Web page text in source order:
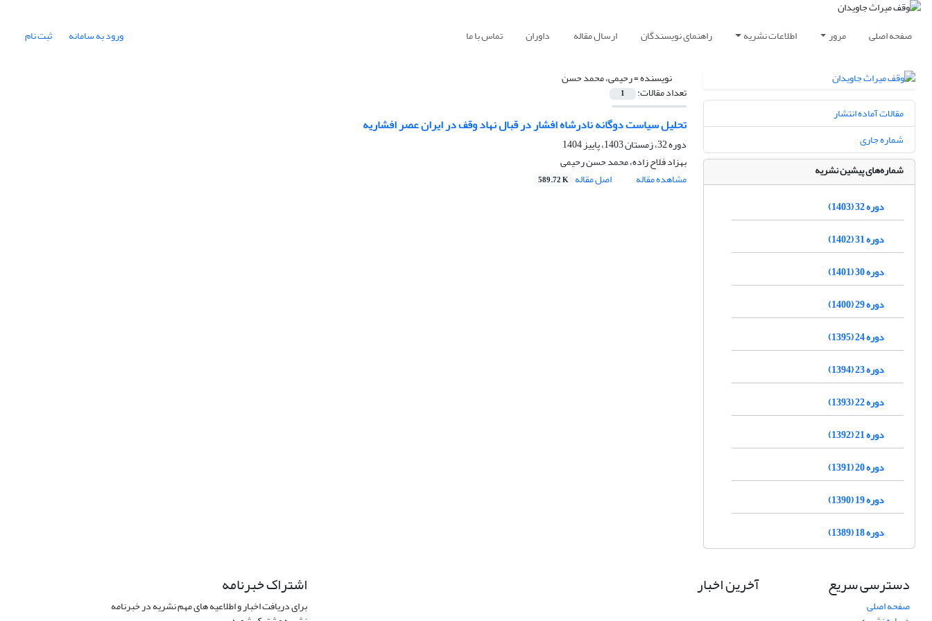
صفحه اصلی مرور اطلاعات نشریه راهنمای نویسندگان ارسال مقاله داوران تماس با ما ورود به سامانه ثبت نام
نویسنده =رحیمی، محمد حسن
تعداد مقالات: 1
تحلیل سیاست دوگانه نادرشاه افشار در قبال نهاد وقف در ایران عصر افشاریه
دوره 32، زمستان 1403، پاییز 1404
بهزاد فلاح زاده، محمد حسن رحیمی
مشاهده مقاله
اصل مقاله 589.72 K
مقالات آماده انتشار
شماره جاری
شماره‌های پیشین نشریه
دوره 32 (1403)
دوره 31 (1402)
دوره 30 (1401)
دوره 29 (1400)
دوره 24 (1395)
دوره 23 (1394)
دوره 22 (1393)
دوره 21 (1392)
دوره 20 (1391)
دوره 19 (1390)
دوره 18 (1389)
دسترسی سریع
صفحه اصلی
آخرین اخبار اشتراک خبرنامه
برای دریافت اخبار و اطلاعیه های مهم نشریه در خبرنامه